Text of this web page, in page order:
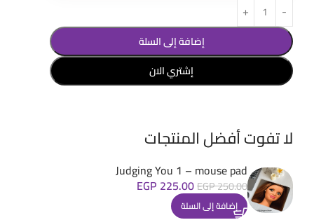
إضافة إلى السلة
إشتري الان
لا تفوت أفضل المنتجات
Judging You 1 – mouse pad
EGP250.00
EGP 225.00
إضافة إلى السلة